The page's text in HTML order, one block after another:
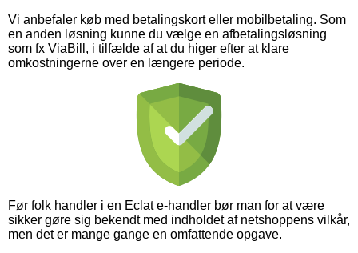
Vi anbefaler køb med betalingskort eller mobilbetaling. Som
en anden løsning kunne du vælge en afbetalingsløsning
som fx ViaBill, i tilfælde af at du higer efter at klare
omkostningerne over en længere periode.
Før folk handler i en Eclat e-handler bør man for at være
sikker gøre sig bekendt med indholdet af netshoppens vilkår,
men det er mange gange en omfattende opgave.